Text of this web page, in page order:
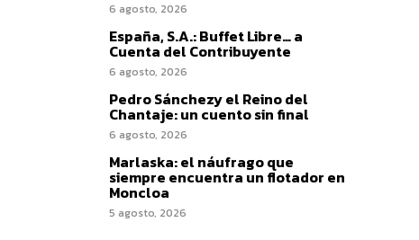
6 agosto, 2026
España, S.A.: Buffet Libre… a
Cuenta del Contribuyente
6 agosto, 2026
Pedro Sánchezy el Reino del
Chantaje: un cuento sin final
6 agosto, 2026
Marlaska: el náufrago que
siempre encuentra un flotador en
Moncloa
5 agosto, 2026